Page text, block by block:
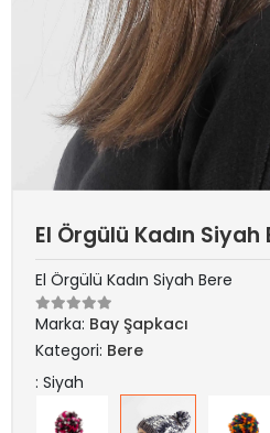
El Örgülü Kadın Siyah
El Örgülü Kadın Siyah Bere
Marka: Bay Şapkacı
Kategori: Bere
: Siyah